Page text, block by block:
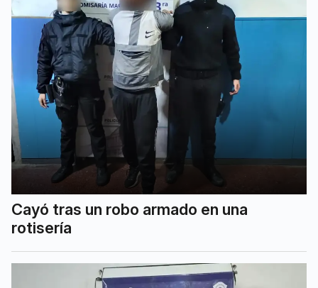
Cayó tras un robo armado en una
rotisería